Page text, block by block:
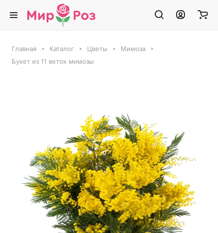
Главная Каталог Цветы
Мимоза
Букет из 11 веток мимозы